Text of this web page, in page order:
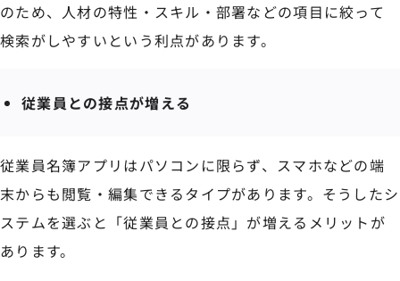
のため、人材の特性・スキル・部署などの項目に絞って
検索がしやすいという利点があります。
従業員との接点が増える
従業員名簿アプリはパソコンに限らず、スマホなどの端
末からも閲覧・編集できるタイプがあります。そうしたシ
ステムを選ぶと「従業員との接点」が増えるメリットが
あります。